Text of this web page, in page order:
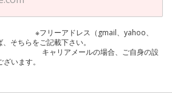
※フリーアドレス（gmail、yahoo、
そちらをご記載下さい。
ルの場合、ご自身の設
います。